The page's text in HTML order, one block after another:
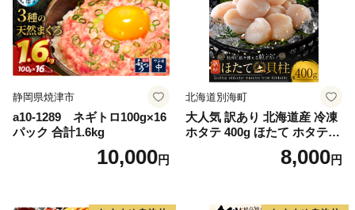
静岡県焼津市
a10-1289 ネギトロ100g×16
パック 合計1.6kg
10,000円
北海道別海町
大人気 訳あり 北海道産 冷凍
ホタテ 400g ほたて ホタテ
8,000円